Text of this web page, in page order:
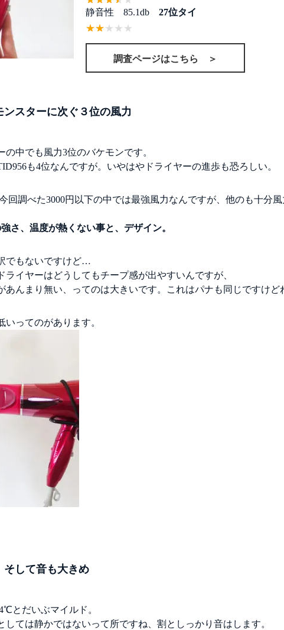
静音性 85.1db 27位タイ
調査ページはこちら ＞
ンスターに次ぐ３位の風力
中でも風力3位のバケモンです。
も4位なんですが。いやはやドライヤーの進歩も恐ろしい。
回調べた3000円以下の中では最強風力なんですが、他のも十分
さ、温度が熱くない事と、デザイン。
でもないですけど…
ライヤーはどうしてもチープ感が出やすいんですが、
あんまり無い、ってのは大きいです。これはパナも同じですけど
ってのがあります。
そして音も大きめ
とだいぶマイルド。
しては静かではないって所ですね、割としっかり音はします。